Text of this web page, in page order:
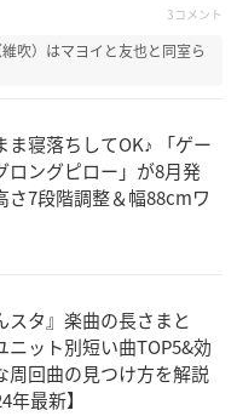
3コメント
吹）はマヨイと友也と同室ら
ま寝落ちしてOK♪ 「ゲー
ロングピロー」が8月発
さ7段階調整＆幅88cmワ
スタ』楽曲の長さまと
ニット別短い曲TOP5&効
周回曲の見つけ方を解説
年最新】